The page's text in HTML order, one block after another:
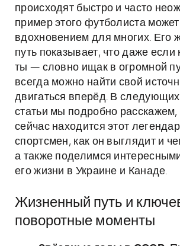
происходят быстро и часто
пример этого футболиста может
вдохновением для многих. Его
путь показывает, что даже если
ты — словно ищак в огромной
всегда можно найти свой
двигаться вперёд. В
статьи мы подробно расскажем,
сейчас находится этот
спортсмен, как он выглядит и
а также поделимся
его жизни в Украине и Канаде.
Жизненный путь и
поворотные моменты